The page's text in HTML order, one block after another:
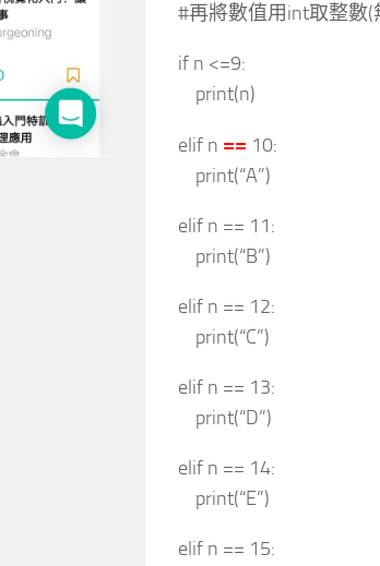
#再將數值用int取整數(
if n <=9:
print(n)
elif n == 10:
print(“A”)
elif n == 11:
print(“B”)
elif n == 12:
print(“C”)
elif n == 13:
print(“D”)
elif n == 14:
print(“E”)
elif n == 15: